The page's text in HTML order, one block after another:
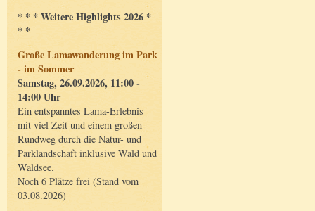
* * * Weitere Highlights 2026 *
* *
Große Lamawanderung im Park
- im Sommer
Samstag, 26.09.2026, 11:00 -
14:00 Uhr
Ein entspanntes Lama-Erlebnis
mit viel Zeit und einem großen
Rundweg durch die Natur- und
Parklandschaft inklusive Wald und
Waldsee.
Noch 6 Plätze frei (Stand vom
03.08.2026)